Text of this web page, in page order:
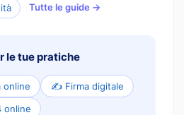
Tutte le guide →
le tue pratiche
online ✍️ Firma digitale
online